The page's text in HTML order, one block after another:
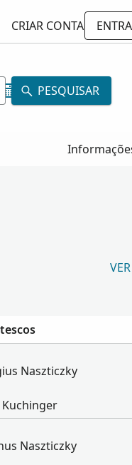
CRIAR CONTA
PESQUISAR
Naszticzky
Naszticzky